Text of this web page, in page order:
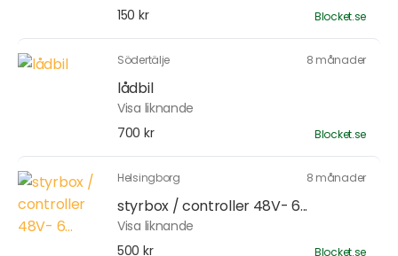
150 kr
Blocket.se
Södertälje 8 månader
lådbil
Visa liknande
700 kr
Blocket.se
Helsingborg 8 månader
styrbox / controller 48V- 6...
Visa liknande
500 kr
Blocket.se